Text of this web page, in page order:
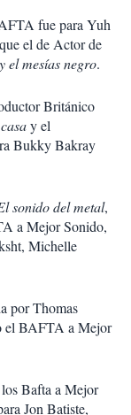
fue para Yuh
el de Actor de
el mesías negro.
Británico
y el
Bukky Bakray
sonido del metal,
a Mejor Sonido,
Michelle
por Thomas
el BAFTA a Mejor
Bafta a Mejor
Jon Batiste,